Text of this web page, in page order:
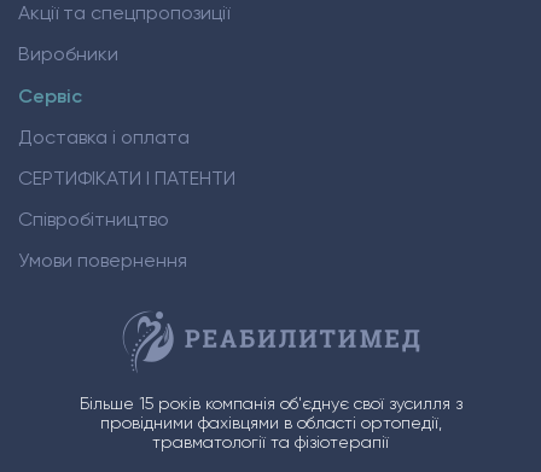
Акції та спецпропозиції
Виробники
Сервіс
Доставка і оплата
СЕРТИФІКАТИ І ПАТЕНТИ
Співробітництво
Умови повернення
Більше 15 років компанія об'єднує свої зусилля з
провідними фахівцями в області ортопедії,
травматології та фізіотерапії